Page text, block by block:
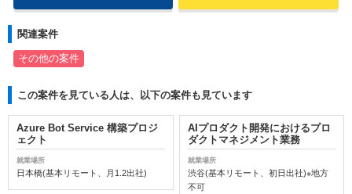
関連案件
その他の案件
この案件を見ている人は、以下の案件も見ています
Azure Bot Service 構築プロジ
ェクト
就業場所
日本橋(基本リモート、月1.2出社)
AIプロダクト開発におけるプロ
ダクトマネジメント業務
就業場所
渋谷(基本リモート、初日出社)※地方
不可